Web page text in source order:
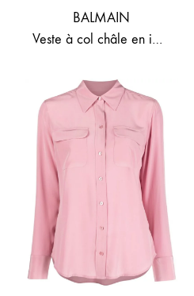
BALMAIN
Veste à col châle en imprimé monogramme